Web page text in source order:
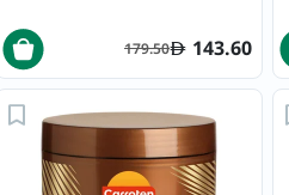
143.60
179.50